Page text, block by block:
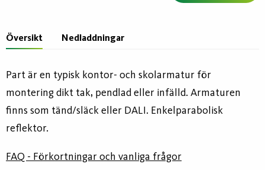
Översikt Nedladdningar
Part är en typisk kontor- och skolarmatur för
montering dikt tak, pendlad eller infälld. Armaturen
finns som tänd/släck eller DALI. Enkelparabolisk
reflektor.
FAQ - Förkortningar och vanliga frågor